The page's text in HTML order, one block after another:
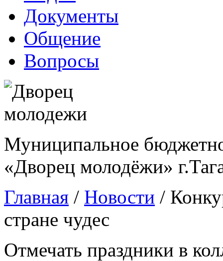
Документы
Общение
Вопросы
Муниципальное
«Дворец молодёжи»
Главная / Новости /
стране чудес
Отмечать праздники в